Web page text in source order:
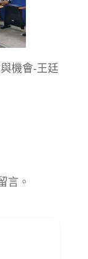
機會-王廷
言。